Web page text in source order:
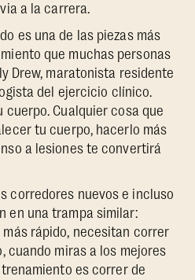
a la carrera.
es una de las piezas más
que muchas personas
Drew, maratonista residente
del ejercicio clínico.
Cualquier cosa que
tu cuerpo, hacerlo más
a lesiones te convertirá
corredores nuevos e incluso
en una trampa similar:
rápido, necesitan correr
cuando miras a los mejores
es correr de